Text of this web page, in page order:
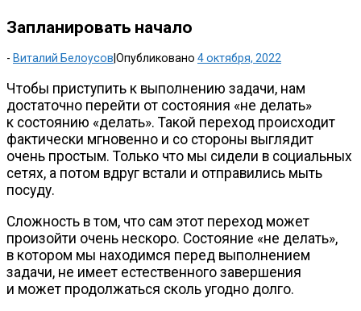
Запланировать начало
- Виталий Белоусов Опубликовано 4 октября, 2022
Чтобы приступить к выполнению задачи, нам
достаточно перейти от состояния «не делать»
к состоянию «делать». Такой переход происходит
фактически мгновенно и со стороны выглядит
очень простым. Только что мы сидели в социальных
сетях, а потом вдруг встали и отправились мыть
посуду.
Сложность в том, что сам этот переход может
произойти очень нескоро. Состояние «не делать»,
в котором мы находимся перед выполнением
задачи, не имеет естественного завершения
и может продолжаться сколь угодно долго.